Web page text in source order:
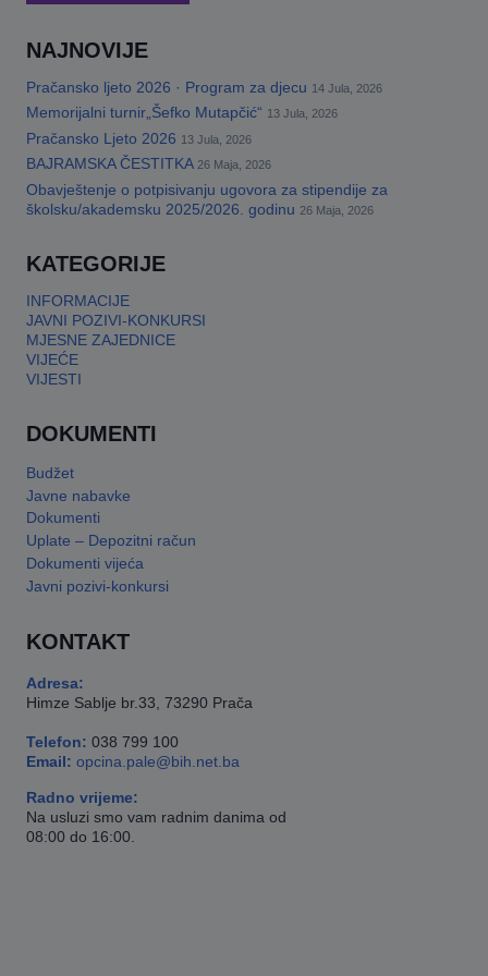
NAJNOVIJE
Pračansko ljeto 2026 · Program za djecu 14 Jula, 2026
Memorijalni turnir„Šefko Mutapčić“ 13 Jula, 2026
Pračansko Ljeto 2026 13 Jula, 2026
BAJRAMSKA ČESTITKA 26 Maja, 2026
Obavještenje o potpisivanju ugovora za stipendije za
školsku/akademsku 2025/2026. godinu 26 Maja, 2026
KATEGORIJE
INFORMACIJE
JAVNI POZIVI-KONKURSI
MJESNE ZAJEDNICE
VIJEĆE
VIJESTI
DOKUMENTI
Budžet
Javne nabavke
Dokumenti
Uplate – Depozitni račun
Dokumenti vijeća
Javni pozivi-konkursi
KONTAKT
Adresa:
Himze Sablje br.33, 73290 Prača
Telefon: 038 799 100
Email: opcina.pale@bih.net.ba
Radno vrijeme:
Na usluzi smo vam radnim danima od
08:00 do 16:00.